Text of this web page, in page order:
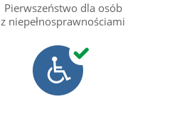
Pierwszeństwo dla osób
z niepełnosprawnościami